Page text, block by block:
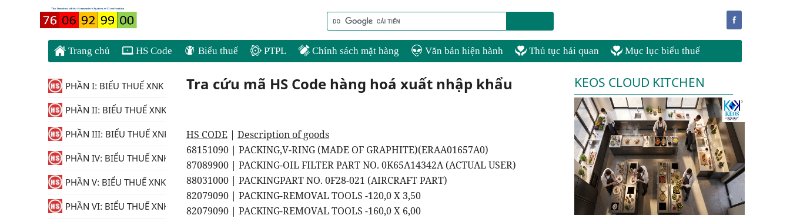
f
Trang chủ HS Code Biểu thuế PTPL Chính sách mặt hàng Văn bản hiện hành Thủ tục hải quan Mục lục biểu thuế
Tra cứu mã HS Code hàng hoá xuất nhập khẩu
HS CODE | Description of goods
68151090 | PACKING,V-RING (MADE OF GRAPHITE)(ERAA01657A0)
87089900 | PACKING-OIL FILTER PART NO. 0K65A14342A (ACTUAL USER)
88031000 | PACKINGPART NO. 0F28-021 (AIRCRAFT PART)
82079090 | PACKING-REMOVAL TOOLS -120,0 X 3,50
82079090 | PACKING-REMOVAL TOOLS -160,0 X 6,00
KEOS CLOUD KITCHEN
PHẦN I: BIỂU THUẾ XNK
PHẦN II: BIỂU THUẾ XNK
PHẦN III: BIỂU THUẾ XNK
PHẦN IV: BIỂU THUẾ XNK
PHẦN V: BIỂU THUẾ XNK
PHẦN VI: BIỂU THUẾ XNK